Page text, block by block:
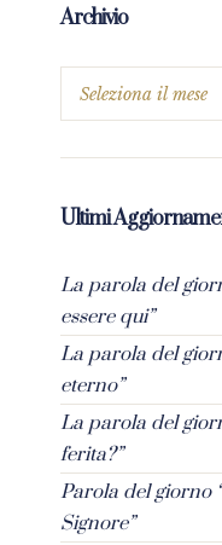
Archivio
Ultimi
La parola del
essere qui”
La parola del
eterno”
La parola del
ferita?”
Parola del giorno
Signore”